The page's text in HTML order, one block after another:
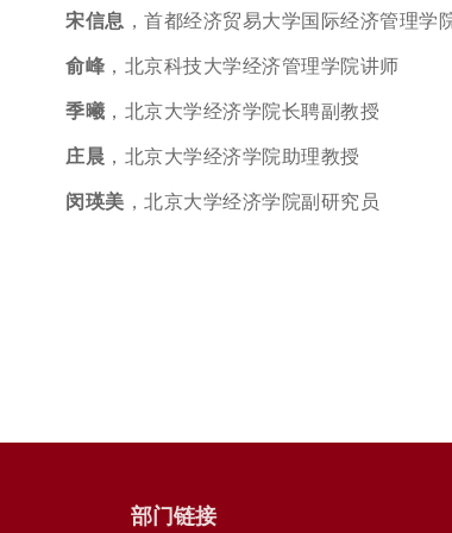
宋信息 ，首都经济贸易大学国际经济管理学
俞峰 ，北京科技大学经济管理学院讲师
季曦 ，北京大学经济学院长聘副教授
庄晨 ，北京大学经济学院助理教授
闵瑛美 ，北京大学经济学院副研究员
部门链接